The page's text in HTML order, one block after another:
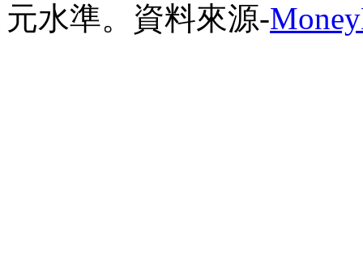
元水準。 資料來源-